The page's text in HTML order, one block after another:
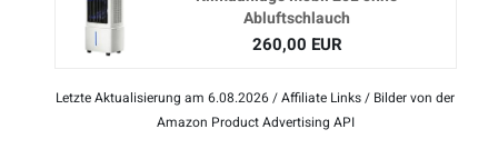
Abluftschlauch
260,00 EUR
Letzte Aktualisierung am 6.08.2026 / Affiliate Links / Bilder von der
Amazon Product Advertising API